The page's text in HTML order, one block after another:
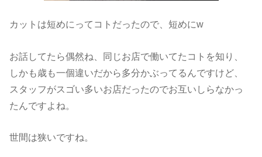
カットは短めにってコトだったので、短めにw
お話してたら偶然ね、同じお店で働いてたコトを知り、
しかも歳も一個違いだから多分かぶってるんですけど、
スタッフがスゴい多いお店だったのでお互いしらなかっ
たんですよね。
世間は狭いですね。